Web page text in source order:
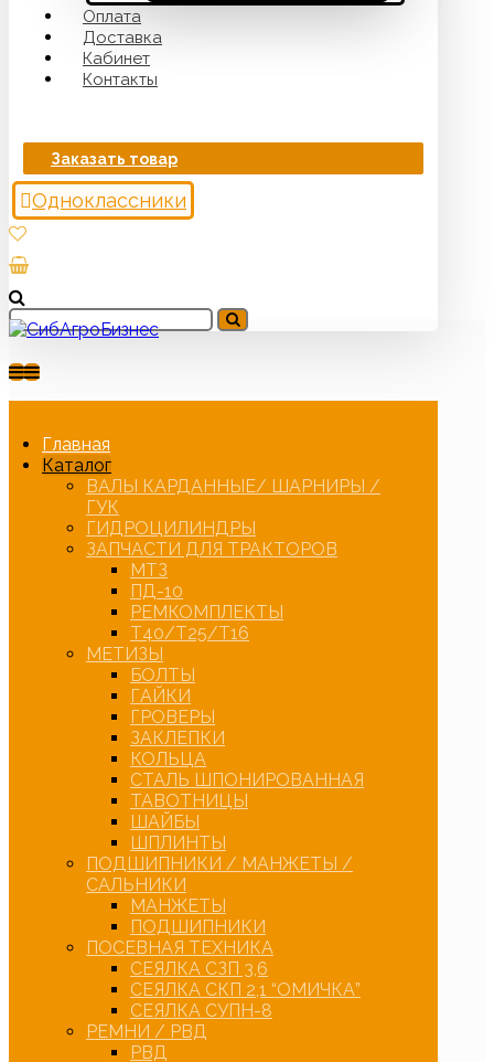
Оплата
Доставка
Кабинет
Контакты
Заказать товар
Одноклассники
Главная
Каталог
ВАЛЫ КАРДАННЫЕ/ ШАРНИРЫ /
ГУК
ГИДРОЦИЛИНДРЫ
ЗАПЧАСТИ ДЛЯ ТРАКТОРОВ
МТЗ
ПД-10
РЕМКОМПЛЕКТЫ
Т40/Т25/Т16
МЕТИЗЫ
БОЛТЫ
ГАЙКИ
ГРОВЕРЫ
ЗАКЛЕПКИ
КОЛЬЦА
СТАЛЬ ШПОНИРОВАННАЯ
ТАВОТНИЦЫ
ШАЙБЫ
ШПЛИНТЫ
ПОДШИПНИКИ / МАНЖЕТЫ /
САЛЬНИКИ
МАНЖЕТЫ
ПОДШИПНИКИ
ПОСЕВНАЯ ТЕХНИКА
СЕЯЛКА СЗП 3,6
СЕЯЛКА СКП 2,1 “ОМИЧКА”
СЕЯЛКА СУПН-8
РЕМНИ / РВД
РВД